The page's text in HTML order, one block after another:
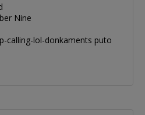
Nine
calling-lol-donkaments puto